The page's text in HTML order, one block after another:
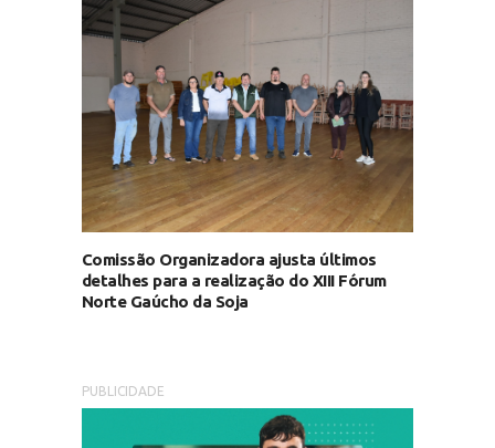
Comissão Organizadora ajusta últimos
detalhes para a realização do XIII Fórum
Norte Gaúcho da Soja
PUBLICIDADE